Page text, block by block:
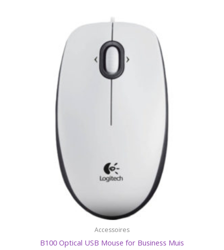
Accessoires
B100 Optical USB Mouse for Business Muis